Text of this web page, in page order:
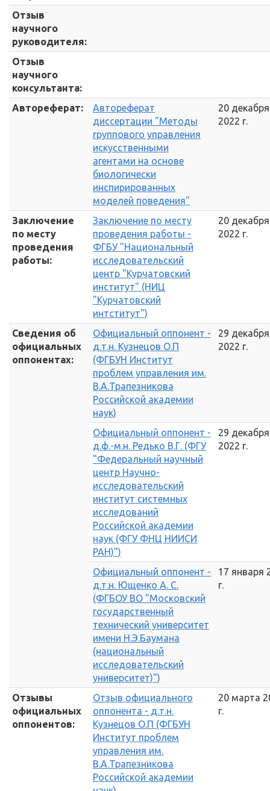
Отзыв
научного
руководителя:
Отзыв
научного
консультанта:
Автореферат:
Автореферат
диссертации "Методы
группового управления
искусственными
агентами на основе
биологически
инспирированных
моделей поведения"
20 декабря
2022 г.
Заключение
по месту
проведения
работы:
Заключение по месту
проведения работы -
ФГБУ "Национальный
исследовательский
центр "Курчатовский
институт" (НИЦ
"Курчатовский
интститут")
20 декабря
2022 г.
Сведения об
официальных
оппонентах:
Официальный оппонент -
д.т.н. Кузнецов О.П
(ФГБУН Институт
проблем управления им.
В.А.Трапезникова
Российской академии
наук)
29 декабря
2022 г.
Официальный оппонент -
д.ф.-м.н. Редько В.Г. (ФГУ
"Федеральный научный
центр Научно-
исследовательский
институт системных
исследований
Российской академии
наук (ФГУ ФНЦ НИИСИ
РАН)")
29 декабря
2022 г.
Официальный оппонент -
д.т.н. Ющенко А. С.
(ФГБОУ ВО "Московский
государственный
технический университет
имени Н.Э.Баумана
(национальный
исследовательский
университет)")
17 января
г.
Отзывы
официальных
оппонентов:
Отзыв официального
оппонента - д.т.н.
Кузнецов О.П (ФГБУН
Институт проблем
управления им.
В.А.Трапезникова
Российской академии
20 марта
г.